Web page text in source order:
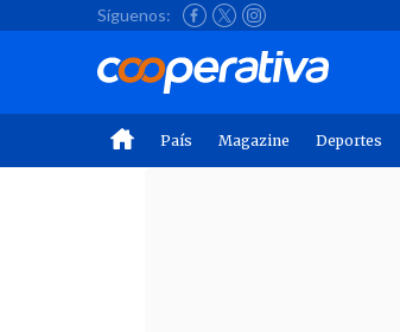
Síguenos:
País Magazine Deportes